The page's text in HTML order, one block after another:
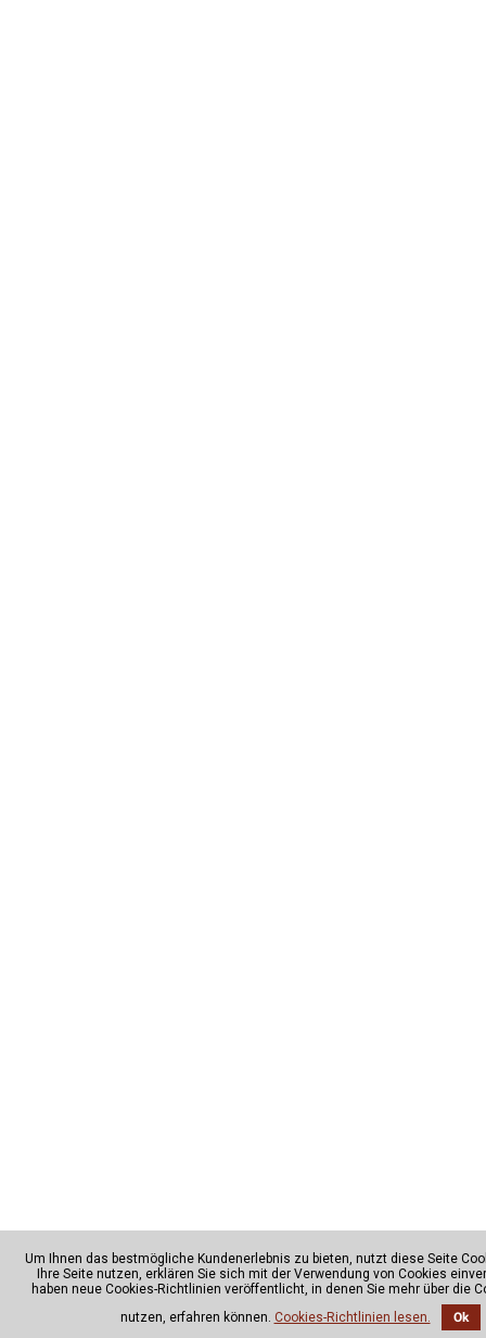
Um Ihnen das bestmögliche Kundenerlebnis zu bieten, nutzt diese Seite
Ihre Seite nutzen, erklären Sie sich mit der Verwendung von Cookies
haben neue Cookies-Richtlinien veröffentlicht, in denen Sie mehr über die
nutzen, erfahren können. Cookies-Richtlinien lesen. Ok